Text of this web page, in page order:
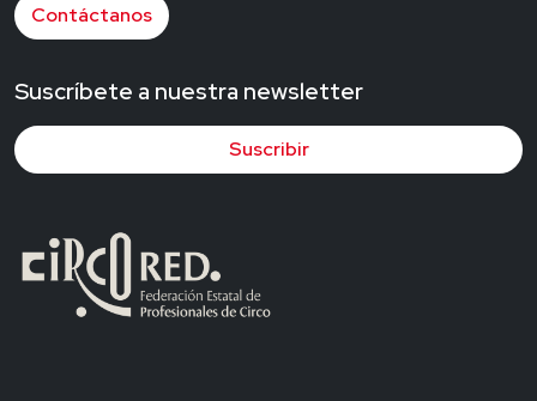
Contáctanos
Suscríbete a nuestra newsletter
Suscribir